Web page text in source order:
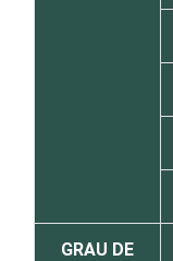
GRAU DE